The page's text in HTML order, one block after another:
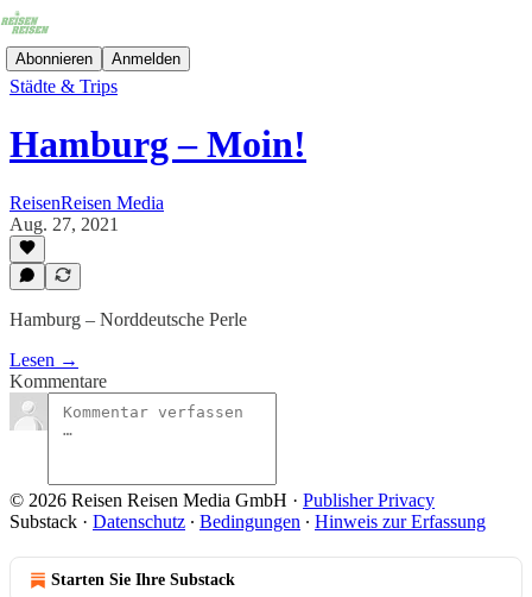
Abonnieren Anmelden
Städte & Trips
Hamburg – Moin!
ReisenReisen Media
Aug. 27, 2021
Hamburg – Norddeutsche Perle
Lesen →
Kommentare
© 2026 Reisen Reisen Media GmbH · Publisher Privacy
Substack · Datenschutz ∙ Bedingungen ∙ Hinweis zur Erfassung
Starten Sie Ihre Substack